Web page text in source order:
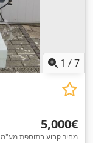
1 /7
‏5,000 ‏€
FCA מחיר קבוע בתוספת מע"מ